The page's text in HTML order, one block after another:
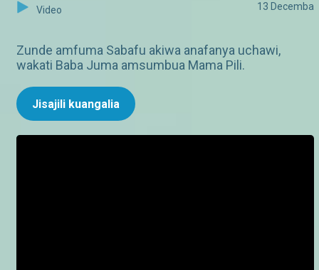
Video 13 Decemba
Zunde amfuma Sabafu akiwa anafanya uchawi,
wakati Baba Juma amsumbua Mama Pili.
Jisajili kuangalia